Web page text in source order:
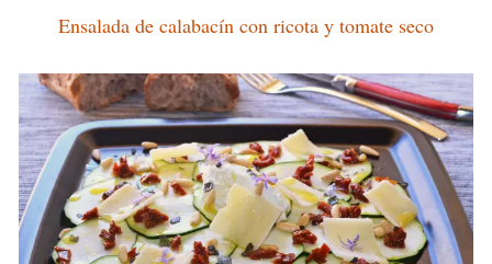
Ensalada de calabacín con ricota y tomate seco